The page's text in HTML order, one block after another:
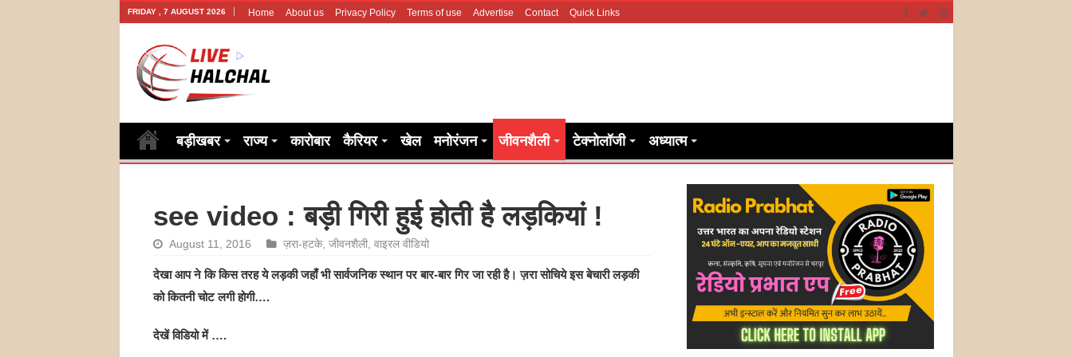
FRIDAY , 7 AUGUST 2026 Home About us Privacy Policy Terms of use Advertise Contact Quick Links
बड़ीखबर राज्य कारोबार कैरियर खेल मनोरंजन जीवनशैली टेक्नोलॉजी अध्यात्म
see video : बड़ी गिरी हुई होती है लड़कियां !
August 11, 2016 ज़रा-हटके, जीवनशैली, वाइरल वीडियो
देखा आप ने कि किस तरह ये लड़की जहाँ भी सार्वजनिक स्थान पर बार-बार गिर जा रही है। ज़रा सोचिये इस बेचारी लड़की
को कितनी चोट लगी होगी….
देखें विडियो में ….